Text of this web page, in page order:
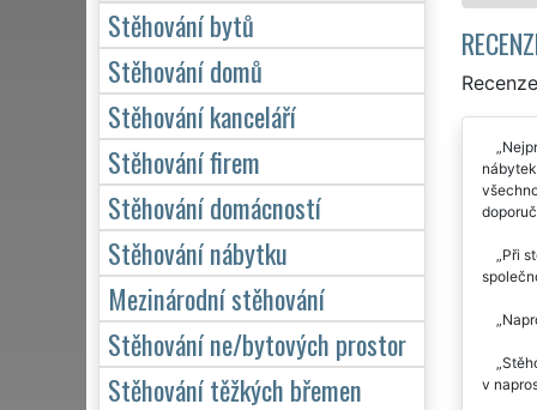
Při
v
Stěhování bytů
Stěhování domů
Stěhování kanceláří
Stěhování firem
Stěhování domácností
Stěhování nábytku
Mezinárodní stěhování
Stěhování ne/bytových prostor
Stěhování těžkých břemen